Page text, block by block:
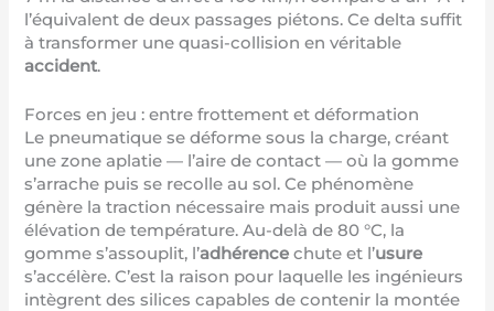
l’équivalent de deux passages piétons. Ce delta suffit
à transformer une quasi-collision en véritable
accident.
Forces en jeu : entre frottement et déformation
Le pneumatique se déforme sous la charge, créant
une zone aplatie — l’aire de contact — où la gomme
s’arrache puis se recolle au sol. Ce phénomène
génère la traction nécessaire mais produit aussi une
élévation de température. Au-delà de 80 °C, la
gomme s’assouplit, l’adhérence chute et l’usure
s’accélère. C’est la raison pour laquelle les ingénieurs
intègrent des silices capables de contenir la montée